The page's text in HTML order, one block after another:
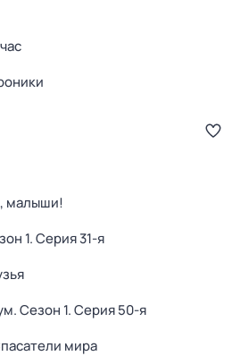
малыши!
1. Серия 31-я
. Сезон 1. Серия 50-я
мира